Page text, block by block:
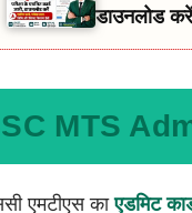
डाउनलोड करें
MTS
एमटीएस काएडमिट